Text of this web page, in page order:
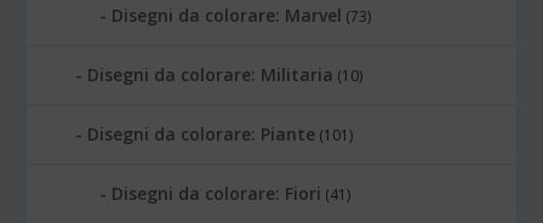
Disegni da colorare: Marvel (73)
Disegni da colorare: Militaria (10)
Disegni da colorare: Piante (101)
Disegni da colorare: Fiori (41)